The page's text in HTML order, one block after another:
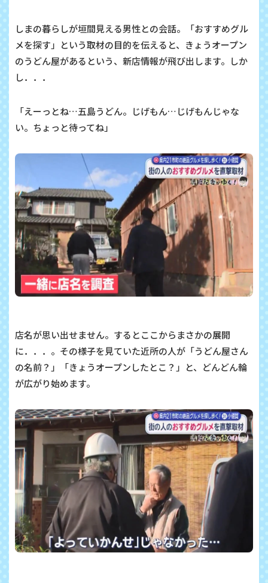
しまの暮らしが垣間見える男性との会話。「おすすめグル
メを探す」という取材の目的を伝えると、きょうオープン
のうどん屋があるという、新店情報が飛び出します。しか
し．．．
「えーっとね…五島うどん。じげもん…じげもんじゃな
い。ちょっと待ってね」
店名が思い出せません。するとここからまさかの展開
に．．．。その様子を見ていた近所の人が「うどん屋さん
の名前？」「きょうオープンしたとこ？」と、どんどん輪
が広がり始めます。